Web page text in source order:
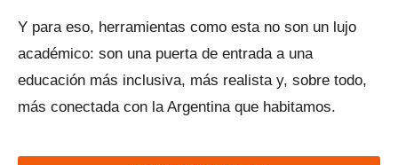
Y para eso, herramientas como esta no son un lujo
académico: son una puerta de entrada a una
educación más inclusiva, más realista y, sobre todo,
más conectada con la Argentina que habitamos.